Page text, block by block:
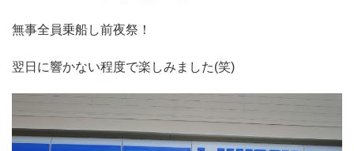
無事全員乗船し前夜祭！
翌日に響かない程度で楽しみました(笑)